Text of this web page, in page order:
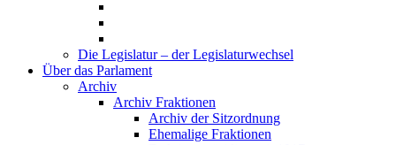
Die Legislatur – der Legislaturwechsel
Über das Parlament
Archiv
Archiv Fraktionen
Archiv der Sitzordnung
Ehemalige Fraktionen